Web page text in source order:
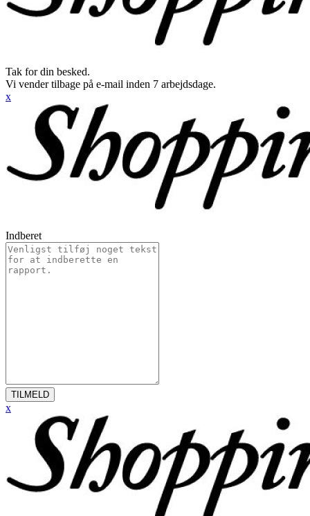
Tak for din besked.
Vi vender tilbage på e-mail inden 7 arbejdsdage.
x
Indberet
TILMELD
x